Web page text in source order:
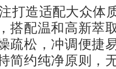
打造适配大众体
搭配温和高新萃
疏松，冲调便捷
简约纯净原则，